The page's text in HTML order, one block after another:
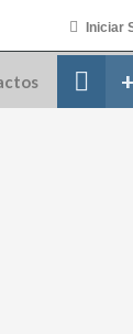
Iniciar